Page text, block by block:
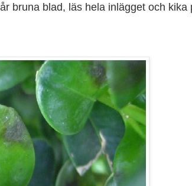
bruna blad, läs hela inlägget och kika